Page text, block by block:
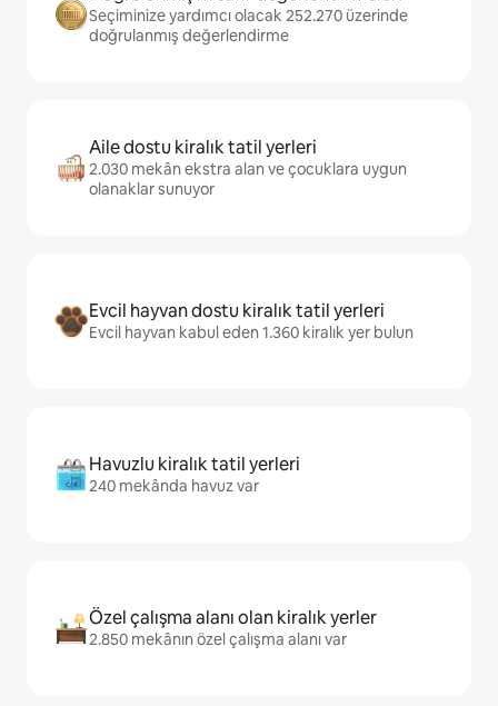
Seçiminize yardımcı olacak 252.270 üzerinde
doğrulanmış değerlendirme
Aile dostu kiralık tatil yerleri
2.030 mekân ekstra alan ve çocuklara uygun
olanaklar sunuyor
Evcil hayvan dostu kiralık tatil yerleri
Evcil hayvan kabul eden 1.360 kiralık yer bulun
Havuzlu kiralık tatil yerleri
240 mekânda havuz var
Özel çalışma alanı olan kiralık yerler
2.850 mekânın özel çalışma alanı var